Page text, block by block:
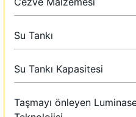
Su Tankı
Su Tankı Kapasitesi
Taşmayı önleyen